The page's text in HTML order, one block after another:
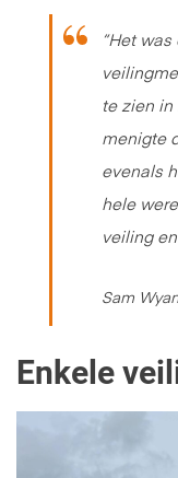
“Het
te zien in
menigte
evenals
hele
veiling
Sam
Enkele